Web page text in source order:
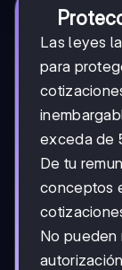
Las leyes
para
exceda de
De tu
conceptos
No pueden